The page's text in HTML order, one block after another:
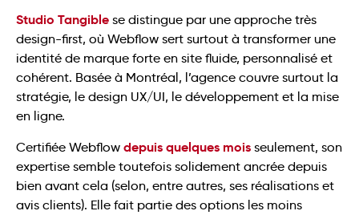
Studio Tangible se distingue par une approche très
design-first, où Webflow sert surtout à transformer une
identité de marque forte en site fluide, personnalisé et
cohérent. Basée à Montréal, l’agence couvre surtout la
stratégie, le design UX/UI, le développement et la mise
en ligne.
Certifiée Webflow depuis quelques mois seulement, son
expertise semble toutefois solidement ancrée depuis
bien avant cela (selon, entre autres, ses réalisations et
avis clients). Elle fait partie des options les moins